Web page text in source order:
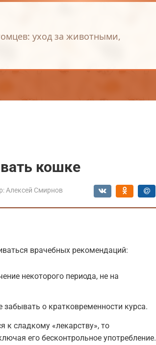
уход за животными,
кошке
Алексей Смирнов
врачебных рекомендаций:
некоторого периода, не на
о кратковременности курса.
к сладкому «лекарству», то
его бесконтрольное употребление.